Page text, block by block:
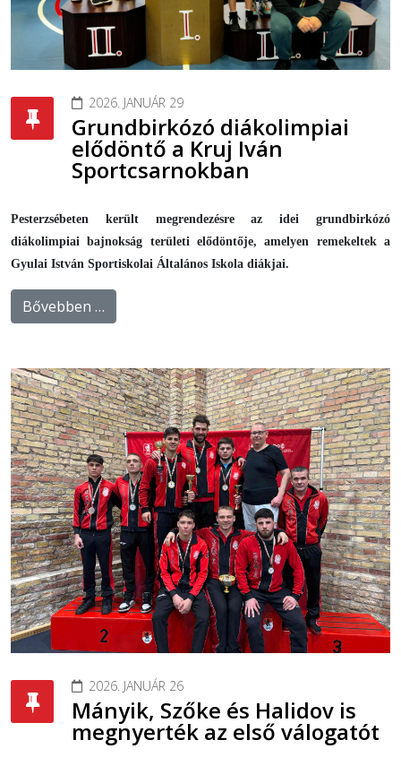
2026. JANUÁR 29
Grundbirkózó diákolimpiai
elődöntő a Kruj Iván
Sportcsarnokban
Pesterzsébeten került megrendezésre az idei grundbirkózó
diákolimpiai bajnokság területi elődöntője, amelyen remekeltek a
Gyulai István Sportiskolai Általános Iskola diákjai.
Bővebben …
2026. JANUÁR 26
Mányik, Szőke és Halidov is
megnyerték az első válogatót